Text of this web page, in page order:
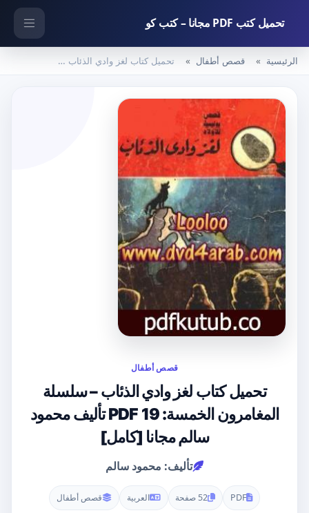
تحميل كتب PDF مجانا – كتب كو
الرئيسية قصص أطفال تحميل كتاب لغز وادي الذئاب – سلسلة المغامرون الخمسة: 19 PDF تأليف محمود سالم مجانا [كامل]
قصص أطفال
تحميل كتاب لغز وادي الذئاب – سلسلة
المغامرون الخمسة: 19 PDF تأليف محمود
سالم مجانا [كامل]
تأليف: محمود سالم
PDF 52 صفحة العربية قصص أطفال